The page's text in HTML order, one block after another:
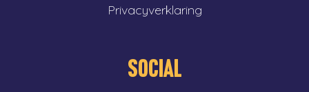
Privacyverklaring
SOCIAL